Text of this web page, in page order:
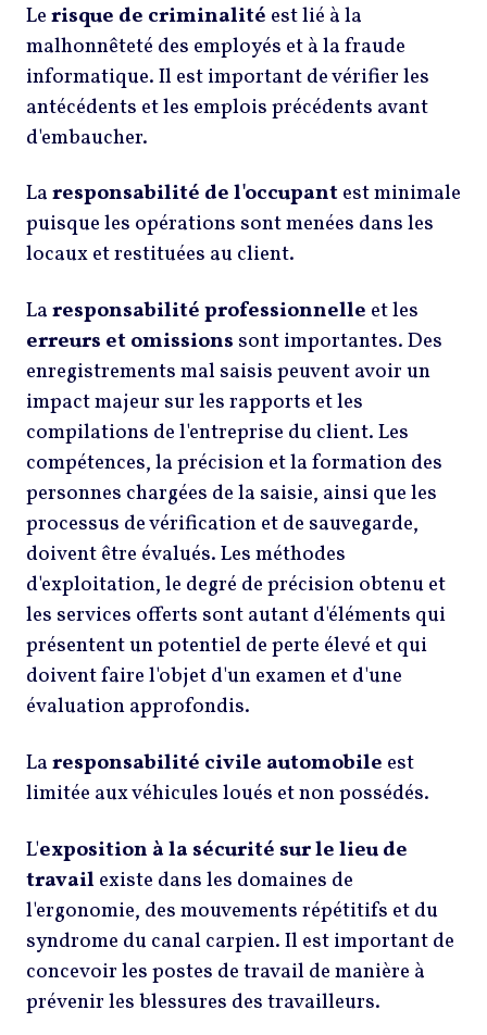
Lerisque de criminalité est lié à la
malhonnêteté des employés et à la fraude
informatique. Il est important de vérifier les
antécédents et les emplois précédents avant
d'embaucher.
Laresponsabilité de l'occupant est minimale
puisque les opérations sont menées dans les
locaux et restituées au client.
Laresponsabilité professionnelle et les
erreurs et omissions sont importantes. Des
enregistrements mal saisis peuvent avoir un
impact majeur sur les rapports et les
compilations de l'entreprise du client. Les
compétences, la précision et la formation des
personnes chargées de la saisie, ainsi que les
processus de vérification et de sauvegarde,
doivent être évalués. Les méthodes
d'exploitation, le degré de précision obtenu et
les services offerts sont autant d'éléments qui
présentent un potentiel de perte élevé et qui
doivent faire l'objet d'un examen et d'une
évaluation approfondis.
Laresponsabilité civile automobile est
limitée aux véhicules loués et non possédés.
L'exposition à la sécurité sur le lieu de
travail existe dans les domaines de
l'ergonomie, des mouvements répétitifs et du
syndrome du canal carpien. Il est important de
concevoir les postes de travail de manière à
prévenir les blessures des travailleurs.